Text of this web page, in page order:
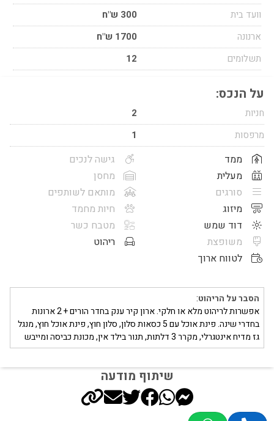
וועד בית
300 ש"ח
ארנונה
1700 ש"ח
תשלומים
12
על הנכס:
חניות
2
מרפסות
1
ממד
מעלית
סורגים
מיזוג
דוד שמש
משופצת
לטווח ארוך
גישה לנכים
מחסן
מותאם לשותפים
חיות מחמד
מטבח כשר
ריהוט
הסבר על הריהוט:
אפשרות לריהוט מלא או חלקי. ארון קיר ענק בחדר הורים + 2 ארונות
בחדרי שינה. פינת אוכל עם 5 כסאות סלון, סלון חוץ, פינת אוכל חוץ, מנגל
גז מדיח אינטגרלי, מקרר 3 דלתות, תנור בילד אין, מכונת כביסה ומייבש
שיתוף מודעה